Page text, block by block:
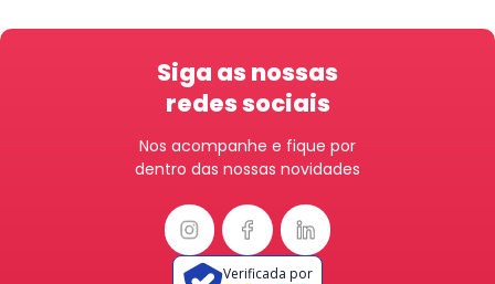
Siga as nossas
redes sociais
Nos acompanhe e fique por
dentro das nossas novidades
Verificada por